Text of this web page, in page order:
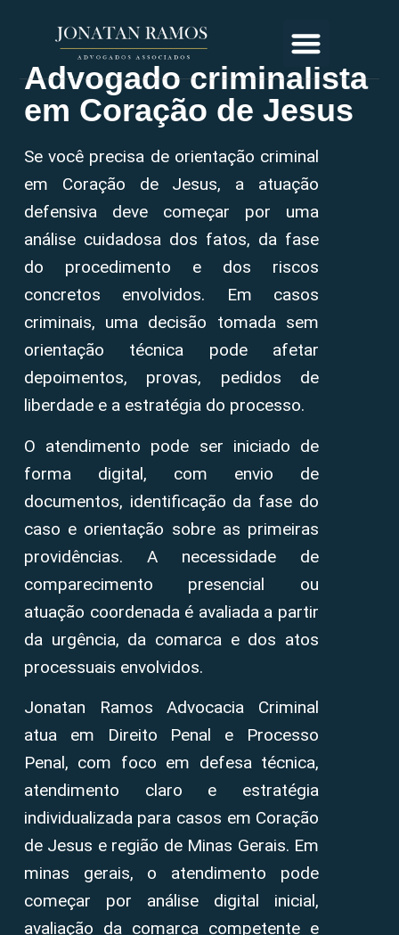
Advogado criminalista
em Coração de Jesus
Se você precisa de orientação criminal
em Coração de Jesus, a atuação
defensiva deve começar por uma
análise cuidadosa dos fatos, da fase
do procedimento e dos riscos
concretos envolvidos. Em casos
criminais, uma decisão tomada sem
orientação técnica pode afetar
depoimentos, provas, pedidos de
liberdade e a estratégia do processo.
O atendimento pode ser iniciado de
forma digital, com envio de
documentos, identificação da fase do
caso e orientação sobre as primeiras
providências. A necessidade de
comparecimento presencial ou
atuação coordenada é avaliada a partir
da urgência, da comarca e dos atos
processuais envolvidos.
Jonatan Ramos Advocacia Criminal
atua em Direito Penal e Processo
Penal, com foco em defesa técnica,
atendimento claro e estratégia
individualizada para casos em Coração
de Jesus e região de Minas Gerais. Em
minas gerais, o atendimento pode
começar por análise digital inicial,
avaliação da comarca competente e